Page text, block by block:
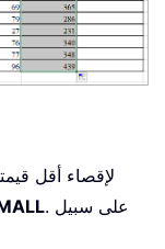
لإقصاء أقل
. على سبيل